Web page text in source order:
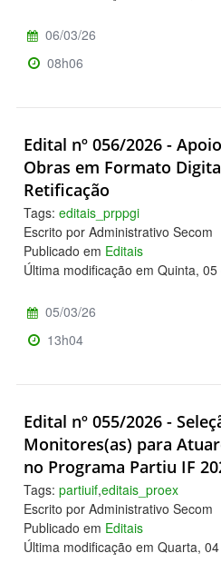
06/03/26
08h06
Edital nº 056/2026 -
Obras em Formato
Retificação
Tags: editais_prppgi
Escrito por Administrativo Secom
Publicado em Editais
Última modificação em Quinta,
05/03/26
13h04
Edital nº 055/2026 -
Monitores(as) para
no Programa Partiu IF
Tags: partiuif,editais_proex
Escrito por Administrativo Secom
Publicado em Editais
Última modificação em Quarta,